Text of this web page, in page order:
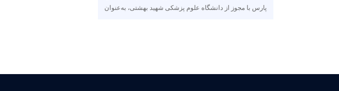
پارس با مجوز از دانشگاه علوم پزشکی شهید بهشتی، به‌عنوان